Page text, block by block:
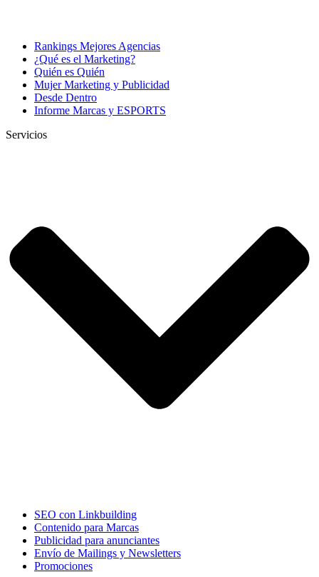
Rankings Mejores Agencias
¿Qué es el Marketing?
Quién es Quién
Mujer Marketing y Publicidad
Desde Dentro
Informe Marcas y ESPORTS
Servicios
SEO con Linkbuilding
Contenido para Marcas
Publicidad para anunciantes
Envío de Mailings y Newsletters
Promociones